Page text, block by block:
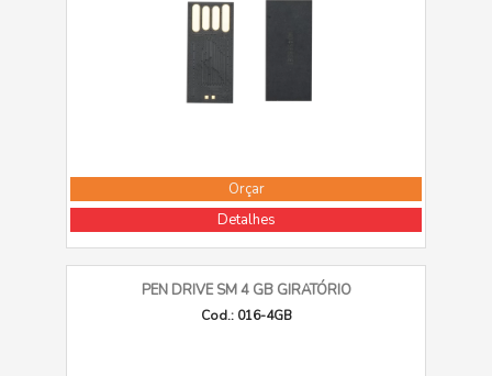
Orçar
Detalhes
PEN DRIVE SM 4 GB GIRATÓRIO
Cod.: 016-4GB